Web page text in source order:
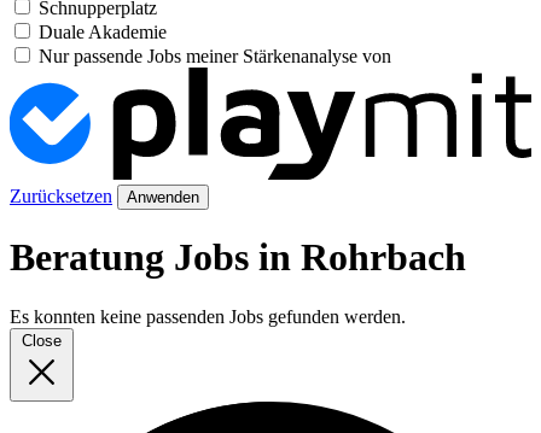
Schnupperplatz
Duale Akademie
Nur passende Jobs meiner Stärkenanalyse von
Zurücksetzen Anwenden
Beratung Jobs in Rohrbach
Es konnten keine passenden Jobs gefunden werden.
Close